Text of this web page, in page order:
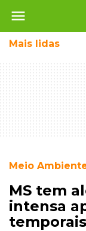
menu
Mais lidas
Meio
MS tem
intensa